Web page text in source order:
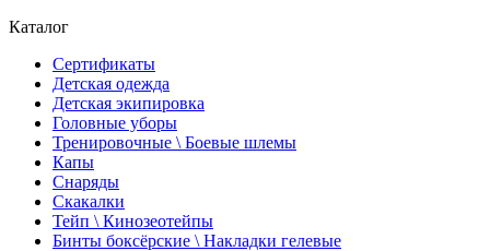
Каталог
Сертификаты
Детская одежда
Детская экипировка
Головные уборы
Тренировочные \ Боевые шлемы
Капы
Снаряды
Скакалки
Тейп \ Кинозеотейпы
Бинты боксёрские \ Накладки гелевые